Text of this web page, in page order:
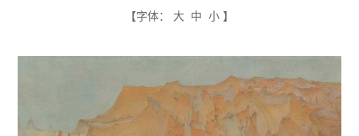
【字体：
大 中 小 】